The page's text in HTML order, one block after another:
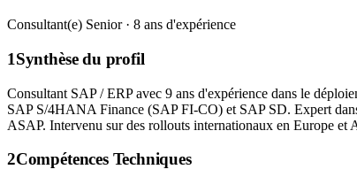
Consultant(e) Senior · 8 ans d'expérience
1Synthèse du profil
Consultant SAP / ERP avec 9 ans d'expérience dans le
SAP S/4HANA Finance (SAP FI-CO) et SAP SD. Expert
ASAP. Intervenu sur des rollouts internationaux en Europe et
2Compétences Techniques